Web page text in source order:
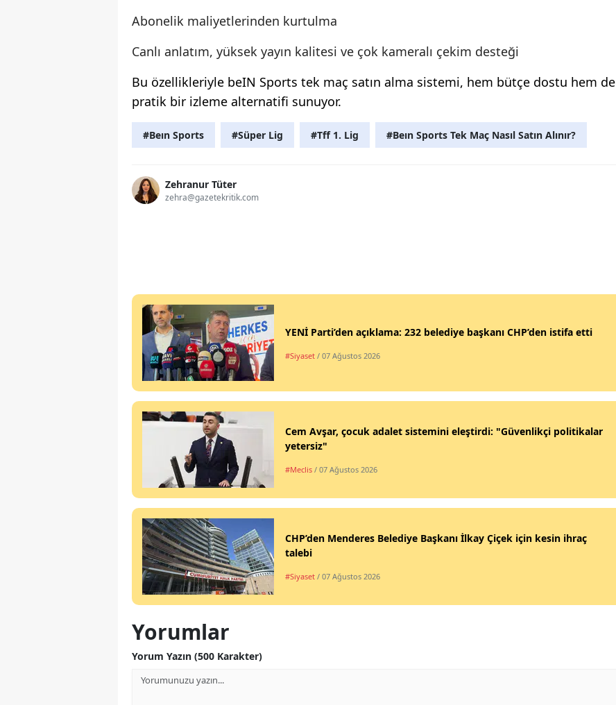
Abonelik maliyetlerinden kurtulma
Canlı anlatım, yüksek yayın kalitesi ve çok kameralı çekim desteği
Bu özellikleriyle beIN Sports tek maç satın alma sistemi, hem bütçe dostu hem de
pratik bir izleme alternatifi sunuyor.
#Beın Sports #Süper Lig #Tff 1. Lig #Beın Sports Tek Maç Nasıl Satın Alınır?
Zehranur Tüter
zehra@gazetekritik.com
YENİ Parti’den açıklama: 232 belediye başkanı CHP’den istifa etti
#Siyaset / 07 Ağustos 2026
Cem Avşar, çocuk adalet sistemini eleştirdi: "Güvenlikçi politikalar
yetersiz"
#Meclis / 07 Ağustos 2026
CHP’den Menderes Belediye Başkanı İlkay Çiçek için kesin ihraç
talebi
#Siyaset / 07 Ağustos 2026
Yorumlar
Yorum Yazın (500 Karakter)